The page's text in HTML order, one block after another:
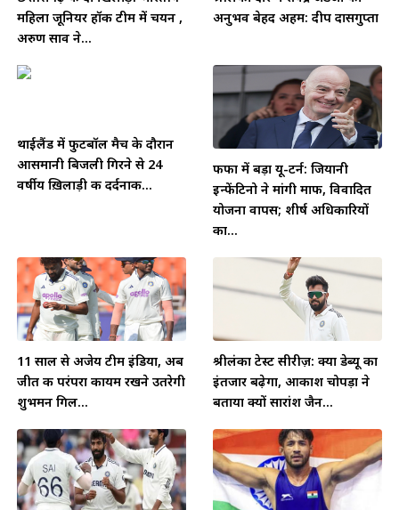
महिला जूनियर हॉकी टीम में चयन ,
अरुण साव ने...
अनुभव बेहद अहम: दीप दासगुप्ता
थाईलैंड में फुटबॉल मैच के दौरान
आसमानी बिजली गिरने से 24
वर्षीय ख़िलाड़ी की दर्दनाक...
फीफा में बड़ा यू-टर्न: जियानी
इन्फेंटिनो ने मांगी माफी, विवादित
योजना वापस; शीर्ष अधिकारियों
का...
11 साल से अजेय टीम इंडिया, अब
जीत की परंपरा कायम रखने उतरेगी
शुभमन गिल...
श्रीलंका टेस्ट सीरीज़: क्या डेब्यू का
इंतजार बढ़ेगा, आकाश चोपड़ा ने
बताया क्यों सारांश जैन...